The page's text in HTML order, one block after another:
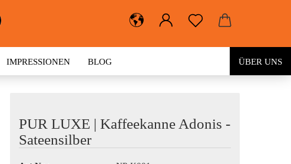
IMPRESSIONEN BLOG ÜBER UNS
PUR LUXE | Kaffeekanne Adonis -
Sateensilber